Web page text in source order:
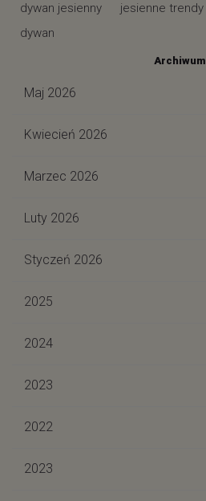
dywan jesienny
jesienne trendy
dywan
Archiwum
Maj 2026
Kwiecień 2026
Marzec 2026
Luty 2026
Styczeń 2026
2025
2024
2023
2022
2023